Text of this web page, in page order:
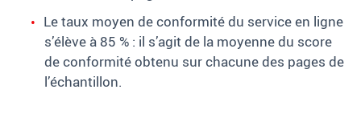
Le taux moyen de conformité du service en ligne
s’élève à 85 % : il s’agit de la moyenne du score
de conformité obtenu sur chacune des pages de
l’échantillon.